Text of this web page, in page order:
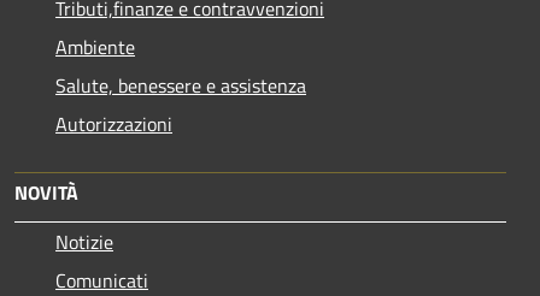
Tributi,finanze e contravvenzioni
Ambiente
Salute, benessere e assistenza
Autorizzazioni
NOVITÀ
Notizie
Comunicati